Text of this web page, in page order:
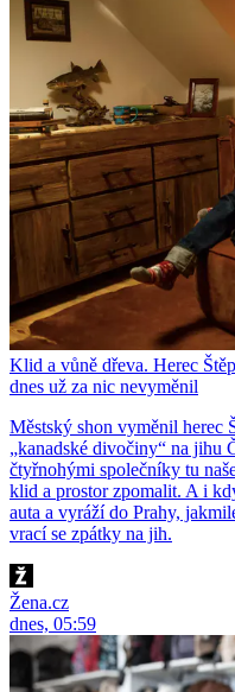
Klid a vůně dřeva. Herec
dnes už za nic nevyměnil
Městský shon vyměnil herec
„kanadské divočiny“ na jihu
čtyřnohými společníky tu
klid a prostor zpomalit. A i
auta a vyráží do Prahy,
vrací se zpátky na jih.
Žena.cz
dnes, 05:59